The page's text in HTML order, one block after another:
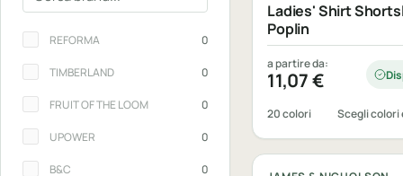
BrandsREFORMA 0
TIMBERLAND 0
FRUIT OF THE LOOM 0
UPOWER 0
B&C 0
Ladies' Shirt
Poplin
a partire da:
11,07€
20 colori Scegli colori